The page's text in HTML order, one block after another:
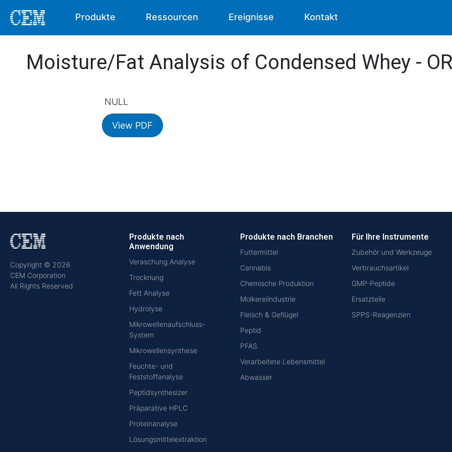
Produkte Ressourcen Ereignisse Kontakt
Moisture/Fat Analysis of Condensed Whey -
NULL
View PDF
Copyright © 2026
CEM Corporation
All Rights Reserved
Produkte nach
Anwendung
Veraschung Analyse
Trocknung
Fett Analyse
Hydrolyse
Mikrowellenaufschluss-
System
Mikrowellensynthese
Feuchte- und
Feststoffanalyse
Peptidsynthesizer
Präparative HPLC
Proteinanalyse
Lösungsmittelextraktion
Produkte nach Branchen
Futtermittel
Cannabis
Chemische Produktion
Molkereiindustrie
Fleisch & Geflügel
Peptid
PFAS
Verarbeitete Lebensmittel
Abwasser
Für Ihre Instrumente
Zubehör und Werkzeuge
Verbrauchsartikel
GMP-Peptide
Ersatzteile
SPPS-Reagenzien